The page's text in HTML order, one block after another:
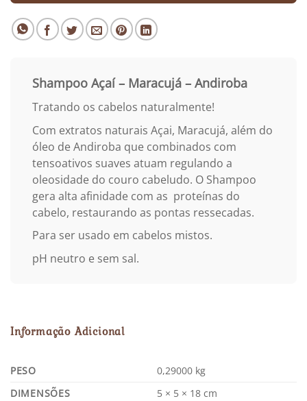
Shampoo Açaí – Maracujá – Andiroba
Tratando os cabelos naturalmente!
Com extratos naturais Açai, Maracujá, além do
óleo de Andiroba que combinados com
tensoativos suaves atuam regulando a
oleosidade do couro cabeludo. O Shampoo
gera alta afinidade com as proteínas do
cabelo, restaurando as pontas ressecadas.
Para ser usado em cabelos mistos.
pH neutro e sem sal.
Informação Adicional
PESO
0,29000 kg
DIMENSÕES
5 × 5 × 18 cm